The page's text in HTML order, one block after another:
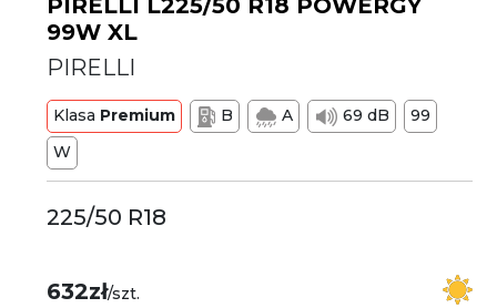
PIRELLI L225/50 R18 POWERGY
99W XL
PIRELLI
Klasa Premium B A 69 dB
99
W
225/50 R18
632zł/szt.